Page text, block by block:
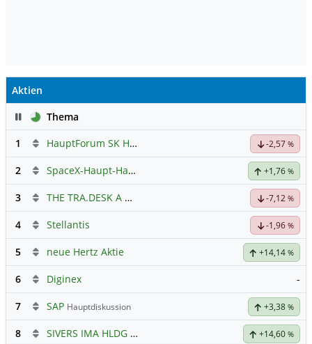
Aktien
PauseThema
1
HauptForum SK HYNIC -2,57 %
2 SpaceX-Haupt-Hauptforum +1,76 %
3 THE TRA.DESK A DL-,000001 -7,12 %
4 Stellantis -1,96 %
5 neue Hertz Aktie +14,14 %
6 Diginex -
7 SAP Hauptdiskussion +3,38 %
8 SIVERS IMA HLDG Hauptdiskussion +14,60 %